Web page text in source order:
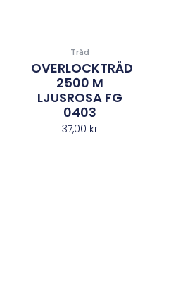
Tråd
OVERLOCKTRÅD
2500 M
LJUSROSA FG
0403
37,00 kr